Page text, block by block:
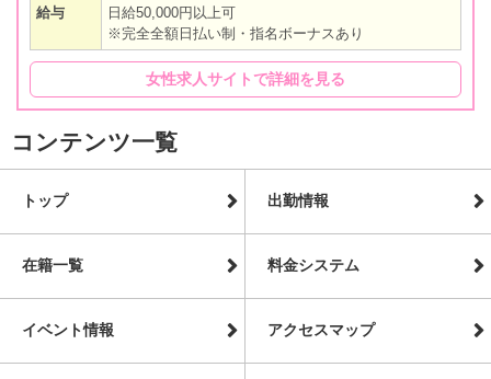
給与
日給50,000円以上可
※完全全額日払い制・指名ボーナスあり
女性求人サイトで詳細を見る
コンテンツ一覧
トップ 出勤情報
在籍一覧 料金システム
イベント情報 アクセスマップ